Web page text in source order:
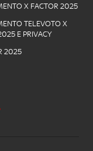
X FACTOR 2025
TELEVOTO X
E PRIVACY
2025